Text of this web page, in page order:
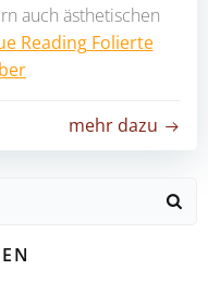
auch ästhetischen
ReadingFolierte
mehr dazu